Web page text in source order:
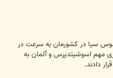
سیا در کشورمان به سرعت در
مهم اسوشیتدپرس و آلمان به
دادند.